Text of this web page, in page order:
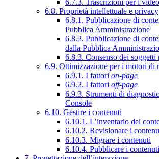
6.7.3. Trascrizioni per i video
6.8. Proprietà intellettuale e privacy
6.8.1. Pubblicazione di
Pubblica Amministrazione
6.8.2. Pubblicazione di
dalla Pubblica
6.8.3. Consenso dei soggetti
6.9. Ottimizzazione per i motori di
6.9.1. I fattori on-page
6.9.2. I fattori off-page
6.9.3. Strumenti di
Console
6.10. Gestire i contenuti
6.10.1. L’inventario dei
6.10.2. Revisionare i
6.10.3. Migrare i contenuti
6.10.4. Pubblicare i contenuti